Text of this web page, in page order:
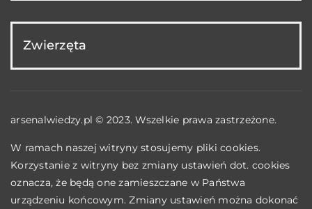
Zwierzęta
arsenalwiedzy.pl © 2023. Wszelkie prawa zastrzeżone.
W ramach naszej witryny stosujemy pliki cookies.
Korzystanie z witryny bez zmiany ustawień dot. cookies
oznacza, że będą one zamieszczane w Państwa
urządzeniu końcowym. Zmiany ustawień można dokonać